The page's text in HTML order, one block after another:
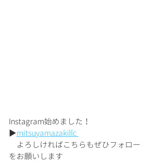
Instagram始めました！
▶︎mitsuyamazakillc
よろしければこちらもぜひフォロー
をお願いします